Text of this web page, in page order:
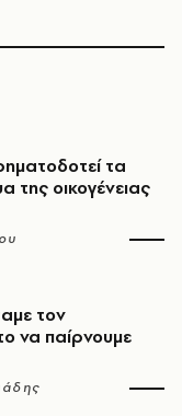
τα
της οικογένειας
τον
να παίρνουμε